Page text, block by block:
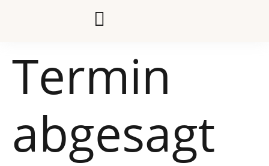
Termin
abgesagt